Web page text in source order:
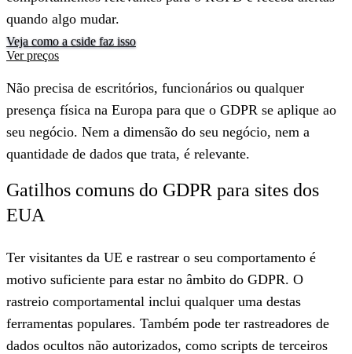
quando algo mudar.
Veja como a cside faz isso
Ver preços
Não precisa de escritórios, funcionários ou qualquer
presença física na Europa para que o GDPR se aplique ao
seu negócio. Nem a dimensão do seu negócio, nem a
quantidade de dados que trata, é relevante.
Gatilhos comuns do GDPR para sites dos
EUA
Ter visitantes da UE e rastrear o seu comportamento é
motivo suficiente para estar no âmbito do GDPR. O
rastreio comportamental inclui qualquer uma destas
ferramentas populares. Também pode ter rastreadores de
dados ocultos não autorizados, como scripts de terceiros